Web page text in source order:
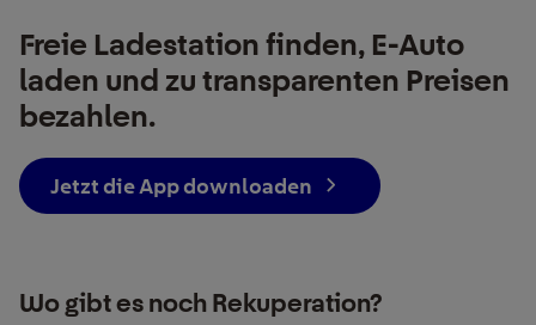
Freie Ladestation finden, E-Auto
laden und zu transparenten Preisen
bezahlen.
Jetzt die App downloaden
Wo gibt es noch Rekuperation?